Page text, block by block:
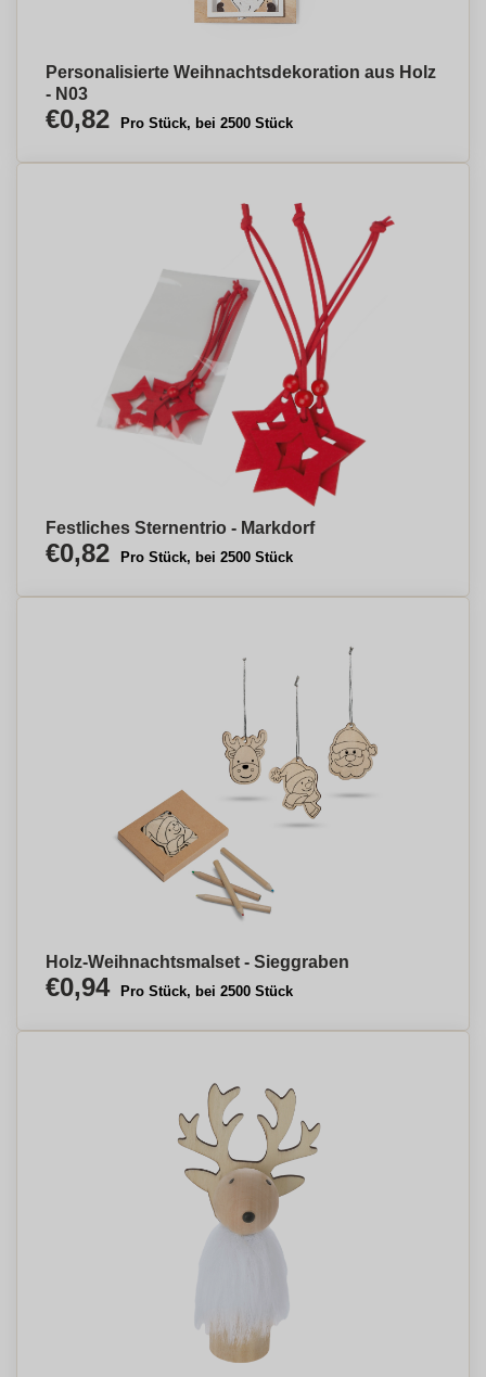
Personalisierte Weihnachtsdekoration aus Holz
- N03
€0,82 Pro Stück, bei 2500 Stück
Festliches Sternentrio - Markdorf
€0,82 Pro Stück, bei 2500 Stück
Holz-Weihnachtsmalset - Sieggraben
€0,94 Pro Stück, bei 2500 Stück